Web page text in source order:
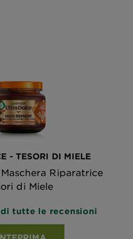
- TESORI DI MIELE
Riparatrice
di Miele
tutte le recensioni